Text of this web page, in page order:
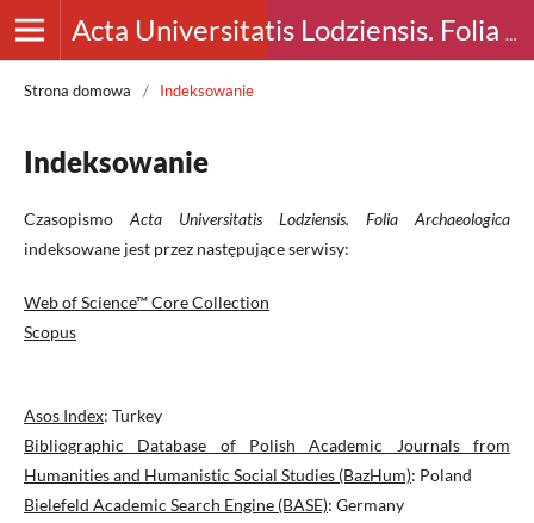
Acta Universitatis Lodziensis. Folia Archaeologica
Strona domowa / Indeksowanie
Indeksowanie
Czasopismo Acta Universitatis Lodziensis. Folia Archaeologica
indeksowane jest przez następujące serwisy:
Web of Science™ Core Collection
Scopus
Asos Index: Turkey
Bibliographic Database of Polish Academic Journals from
Humanities and Humanistic Social Studies (BazHum): Poland
Bielefeld Academic Search Engine (BASE): Germany